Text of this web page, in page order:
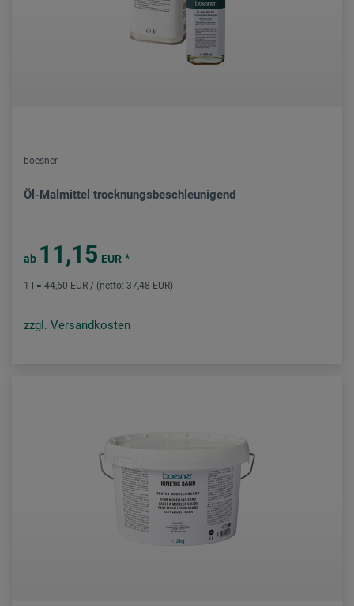
boesner
Öl-Malmittel trocknungsbeschleunigend
ab 11,15 EUR *
1 l = 44,60 EUR / (netto: 37,48 EUR)
zzgl. Versandkosten